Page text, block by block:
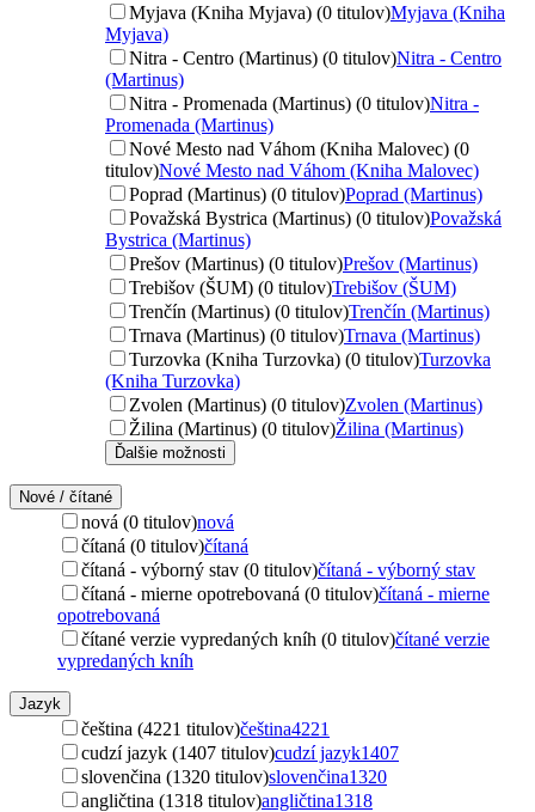
Myjava (Kniha Myjava) (0 titulov)Myjava (Kniha
Myjava)
Nitra - Centro (Martinus) (0 titulov)Nitra - Centro
(Martinus)
Nitra - Promenada (Martinus) (0 titulov)Nitra -
Promenada (Martinus)
Nové Mesto nad Váhom (Kniha Malovec) (0
titulov)Nové Mesto nad Váhom (Kniha Malovec)
Poprad (Martinus) (0 titulov)Poprad (Martinus)
Považská Bystrica (Martinus) (0 titulov)Považská
Bystrica (Martinus)
Prešov (Martinus) (0 titulov)Prešov (Martinus)
Trebišov (ŠUM) (0 titulov)Trebišov (ŠUM)
Trenčín (Martinus) (0 titulov)Trenčín (Martinus)
Trnava (Martinus) (0 titulov)Trnava (Martinus)
Turzovka (Kniha Turzovka) (0 titulov)Turzovka
(Kniha Turzovka)
Zvolen (Martinus) (0 titulov)Zvolen (Martinus)
Žilina (Martinus) (0 titulov)Žilina (Martinus)
Ďalšie možnosti
Nové / čítané
nová (0 titulov)nová
čítaná (0 titulov)čítaná
čítaná - výborný stav (0 titulov)čítaná - výborný stav
čítaná - mierne opotrebovaná (0 titulov)čítaná - mierne
opotrebovaná
čítané verzie vypredaných kníh (0 titulov)čítané verzie
vypredaných kníh
Jazyk
čeština (4221 titulov)čeština4221
cudzí jazyk (1407 titulov)cudzí jazyk1407
slovenčina (1320 titulov)slovenčina1320
angličtina (1318 titulov)angličtina1318